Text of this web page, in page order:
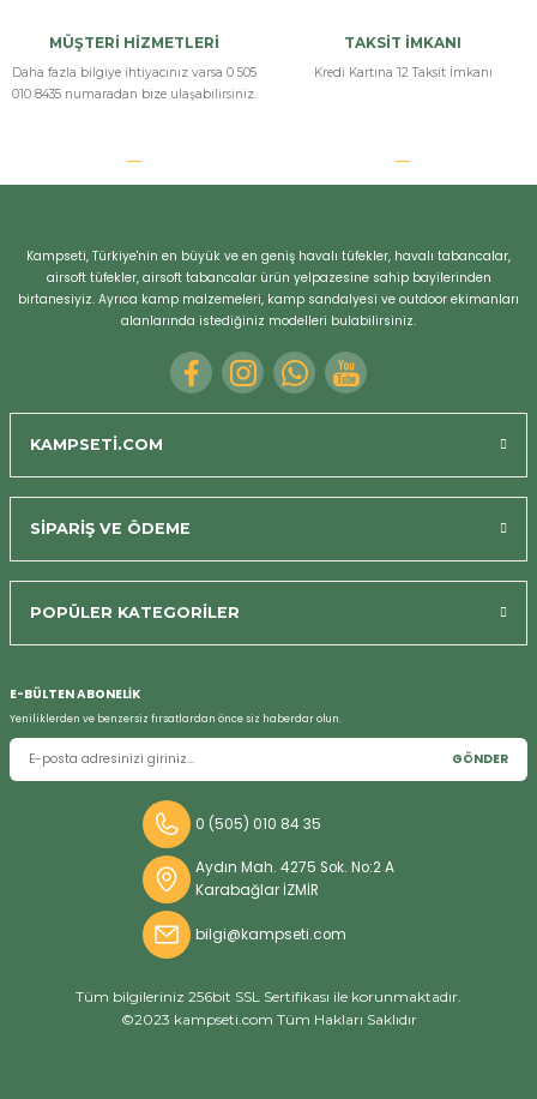
MÜŞTERİ HİZMETLERİ
Daha fazla bilgiye ihtiyacınız varsa 0 505
010 8435 numaradan bize ulaşabilirsiniz.
TAKSİT İMKANI
Kredi Kartına 12 Taksit İmkanı
Kampseti, Türkiye'nin en büyük ve en geniş havalı tüfekler, havalı tabancalar,
airsoft tüfekler, airsoft tabancalar ürün yelpazesine sahip bayilerinden
birtanesiyiz. Ayrıca kamp malzemeleri, kamp sandalyesi ve outdoor ekimanları
alanlarında istediğiniz modelleri bulabilirsiniz.
KAMPSETİ.COM
SİPARİŞ VE ÖDEME
POPÜLER KATEGORİLER
E-BÜLTEN ABONELİK
Yeniliklerden ve benzersiz fırsatlardan önce siz haberdar olun.
GÖNDER
0 (505) 010 84 35
Aydın Mah. 4275 Sok. No:2 A
Karabağlar İZMİR
bilgi@kampseti.com
Tüm bilgileriniz 256bit SSL Sertifikası ile korunmaktadır.
©2023 kampseti.com Tüm Hakları Saklıdır
Bizi Arayın